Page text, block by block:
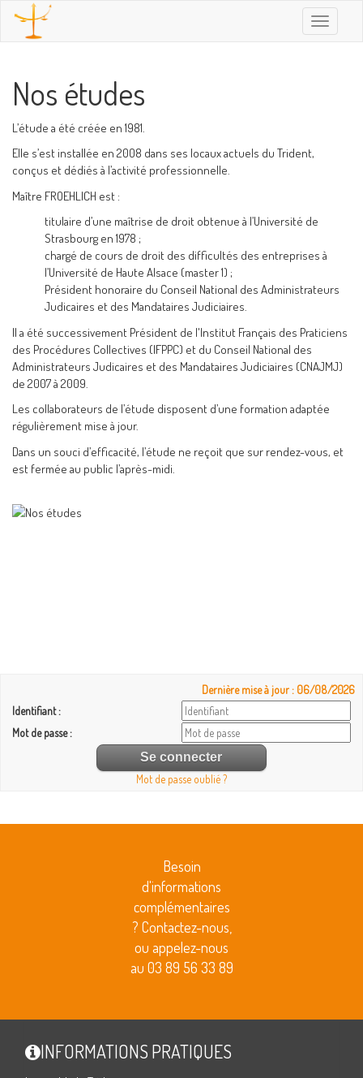
Toggle
Nos études
L’étude a été créée en 1981.
Elle s’est installée en 2008 dans ses locaux actuels du Trident,
conçus et dédiés à l’activité professionnelle.
Maître FROEHLICH est :
titulaire d’une maîtrise de droit obtenue à l’Université de
Strasbourg en 1978 ;
chargé de cours de droit des difficultés des entreprises à
l’Université de Haute Alsace (master 1) ;
Président honoraire du Conseil National des Administrateurs
Judicaires et des Mandataires Judiciaires.
Il a été successivement Président de l'Institut Français des Praticiens
des Procédures Collectives (IFPPC) et du Conseil National des
Administrateurs Judicaires et des Mandataires Judiciaires (CNAJMJ)
de 2007 à 2009.
Les collaborateurs de l’étude disposent d’une formation adaptée
régulièrement mise à jour.
Dans un souci d’efficacité, l’étude ne reçoit que sur rendez-vous, et
est fermée au public l’après-midi.
Dernière mise à jour : 06/08/2026
Identifiant :
Mot de passe :
Mot de passe oublié ?
Besoin
d'informations
complémentaires
? Contactez-nous,
ou appelez-nous
au 03 89 56 33 89
INFORMATIONS PRATIQUES